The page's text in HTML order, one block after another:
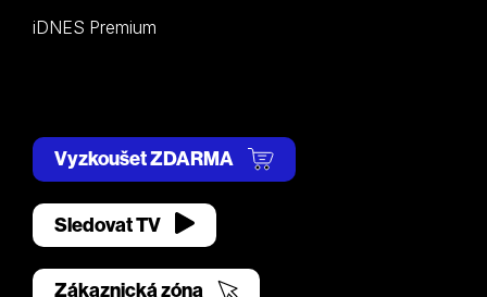
iDNES Premium
Vyzkoušet ZDARMA
Sledovat TV
Zákaznická zóna